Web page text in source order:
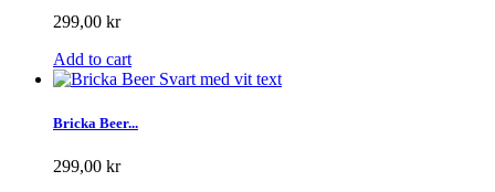
299,00 kr
Add to cart
Bricka Beer...
299,00 kr